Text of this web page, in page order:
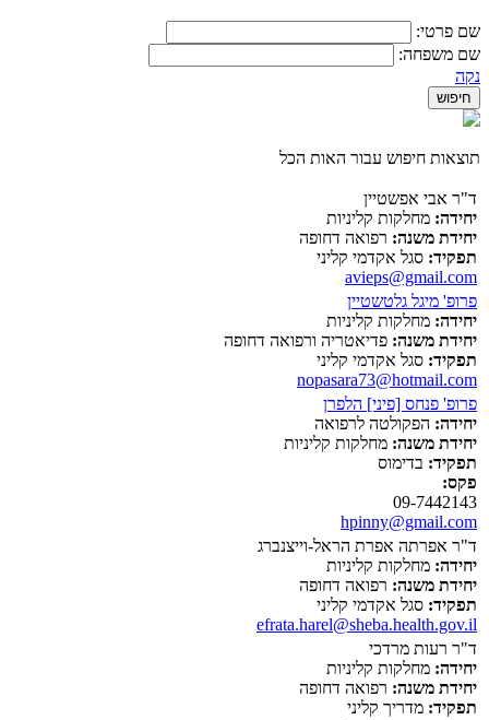
שם פרטי:
שם משפחה:
נקה
תוצאות חיפוש עבור האות הכל
ד"ר אבי אפשטיין
יחידה: מחלקות קליניות
יחידת משנה: רפואה דחופה
תפקיד: סגל אקדמי קליני
avieps@gmail.com
פרופ' מיגל גלטשטיין
יחידה: מחלקות קליניות
יחידת משנה: פדיאטריה ורפואה דחופה
תפקיד: סגל אקדמי קליני
nopasara73@hotmail.com
פרופ' פנחס [פיני] הלפרן
יחידה: הפקולטה לרפואה
יחידת משנה: מחלקות קליניות
תפקיד: בדימוס
פקס:
09-7442143
hpinny@gmail.com
ד"ר אפרתה אפרת הראל-וייצנברג
יחידה: מחלקות קליניות
יחידת משנה: רפואה דחופה
תפקיד: סגל אקדמי קליני
efrata.harel@sheba.health.gov.il
ד"ר רעות מרדכי
יחידה: מחלקות קליניות
יחידת משנה: רפואה דחופה
תפקיד: מדריך קליני